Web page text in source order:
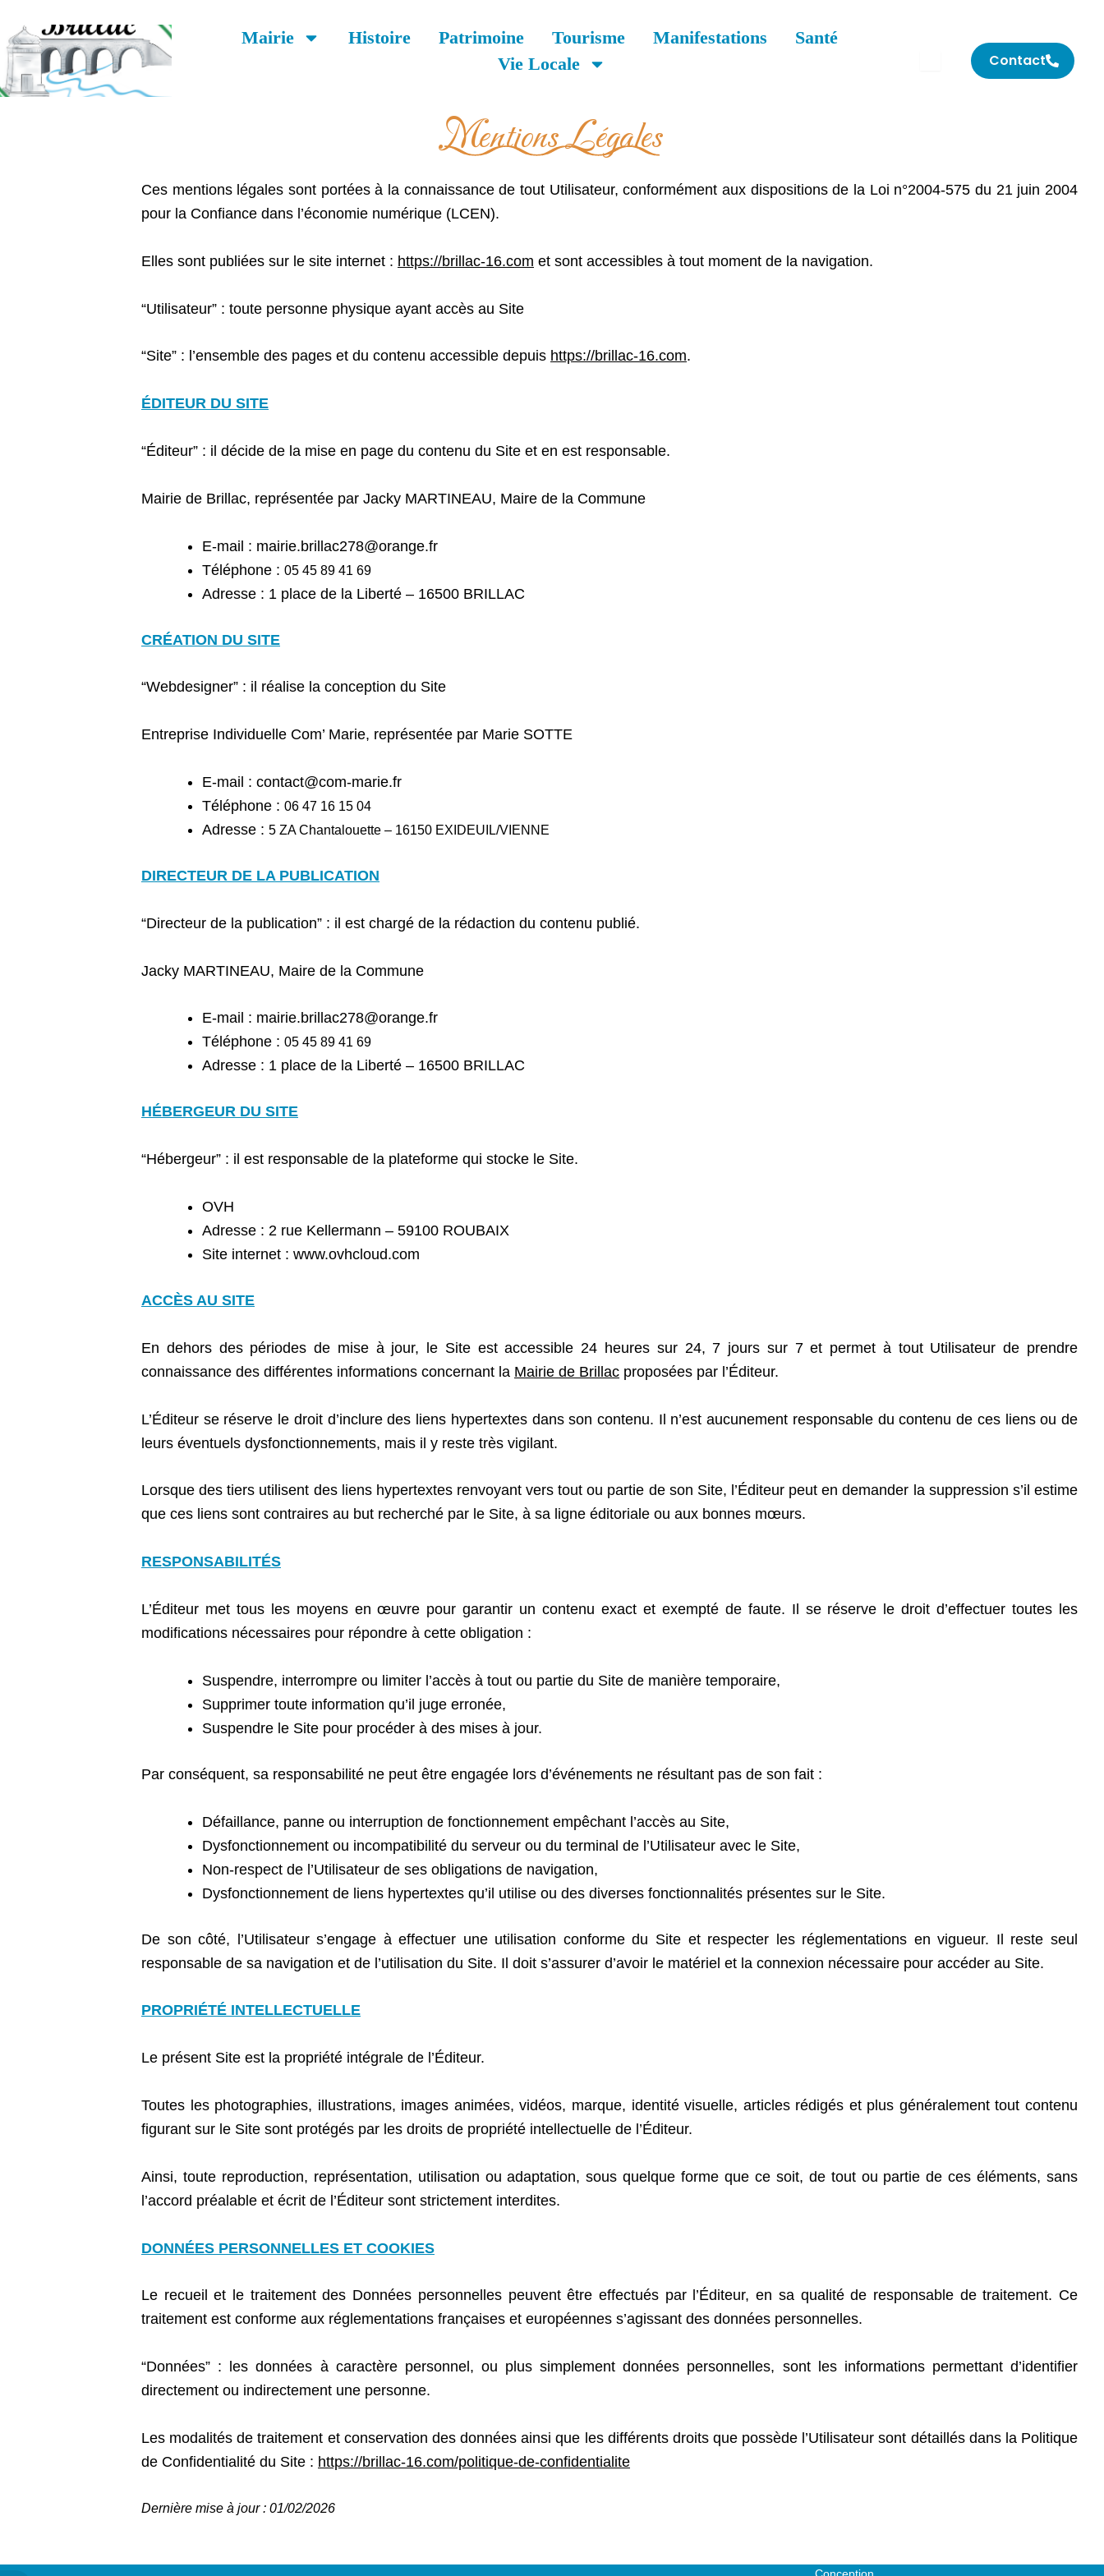
contenu
Mairie Histoire Patrimoine Tourisme Manifestations
Santé
Vie Locale
Rechercher Contact
Mentions Légales
Ces mentions légales sont portées à la connaissance de tout Utilisateur, conformément aux dispositions de la Loi n°2004-575 du 21 juin 2004
pour la Confiance dans l’économie numérique (LCEN).
Elles sont publiées sur le site internet : https://brillac-16.com et sont accessibles à tout moment de la navigation.
“Utilisateur” : toute personne physique ayant accès au Site
“Site” : l’ensemble des pages et du contenu accessible depuis https://brillac-16.com.
ÉDITEUR DU SITE
“Éditeur” : il décide de la mise en page du contenu du Site et en est responsable.
Mairie de Brillac, représentée par Jacky MARTINEAU, Maire de la Commune
E-mail : mairie.brillac278@orange.fr
Téléphone : 05 45 89 41 69
Adresse : 1 place de la Liberté – 16500 BRILLAC
CRÉATION DU SITE
“Webdesigner” : il réalise la conception du Site
Entreprise Individuelle Com’ Marie, représentée par Marie SOTTE
E-mail : contact@com-marie.fr
Téléphone : 06 47 16 15 04
Adresse : 5 ZA Chantalouette – 16150 EXIDEUIL/VIENNE
DIRECTEUR DE LA PUBLICATION
“Directeur de la publication” : il est chargé de la rédaction du contenu publié.
Jacky MARTINEAU, Maire de la Commune
E-mail : mairie.brillac278@orange.fr
Téléphone : 05 45 89 41 69
Adresse : 1 place de la Liberté – 16500 BRILLAC
HÉBERGEUR DU SITE
“Hébergeur” : il est responsable de la plateforme qui stocke le Site.
OVH
Adresse : 2 rue Kellermann – 59100 ROUBAIX
Site internet : www.ovhcloud.com
ACCÈS AU SITE
En dehors des périodes de mise à jour, le Site est accessible 24 heures sur 24, 7 jours sur 7 et permet à tout Utilisateur de prendre
connaissance des différentes informations concernant la Mairie de Brillac proposées par l’Éditeur.
L’Éditeur se réserve le droit d’inclure des liens hypertextes dans son contenu. Il n’est aucunement responsable du contenu de ces liens ou de
leurs éventuels dysfonctionnements, mais il y reste très vigilant.
Lorsque des tiers utilisent des liens hypertextes renvoyant vers tout ou partie de son Site, l’Éditeur peut en demander la suppression s’il estime
que ces liens sont contraires au but recherché par le Site, à sa ligne éditoriale ou aux bonnes mœurs.
RESPONSABILITÉS
L’Éditeur met tous les moyens en œuvre pour garantir un contenu exact et exempté de faute. Il se réserve le droit d’effectuer toutes les
modifications nécessaires pour répondre à cette obligation :
Suspendre, interrompre ou limiter l’accès à tout ou partie du Site de manière temporaire,
Supprimer toute information qu’il juge erronée,
Suspendre le Site pour procéder à des mises à jour.
Par conséquent, sa responsabilité ne peut être engagée lors d’événements ne résultant pas de son fait :
Défaillance, panne ou interruption de fonctionnement empêchant l’accès au Site,
Dysfonctionnement ou incompatibilité du serveur ou du terminal de l’Utilisateur avec le Site,
Non-respect de l’Utilisateur de ses obligations de navigation,
Dysfonctionnement de liens hypertextes qu’il utilise ou des diverses fonctionnalités présentes sur le Site.
De son côté, l’Utilisateur s’engage à effectuer une utilisation conforme du Site et respecter les réglementations en vigueur. Il reste seul
responsable de sa navigation et de l’utilisation du Site. Il doit s’assurer d’avoir le matériel et la connexion nécessaire pour accéder au Site.
PROPRIÉTÉ INTELLECTUELLE
Le présent Site est la propriété intégrale de l’Éditeur.
Toutes les photographies, illustrations, images animées, vidéos, marque, identité visuelle, articles rédigés et plus généralement tout contenu
figurant sur le Site sont protégés par les droits de propriété intellectuelle de l’Éditeur.
Ainsi, toute reproduction, représentation, utilisation ou adaptation, sous quelque forme que ce soit, de tout ou partie de ces éléments, sans
l’accord préalable et écrit de l’Éditeur sont strictement interdites.
DONNÉES PERSONNELLES ET COOKIES
Le recueil et le traitement des Données personnelles peuvent être effectués par l’Éditeur, en sa qualité de responsable de traitement. Ce
traitement est conforme aux réglementations françaises et européennes s’agissant des données personnelles.
“Données” : les données à caractère personnel, ou plus simplement données personnelles, sont les informations permettant d’identifier
directement ou indirectement une personne.
Les modalités de traitement et conservation des données ainsi que les différents droits que possède l’Utilisateur sont détaillés dans la Politique
de Confidentialité du Site : https://brillac-16.com/politique-de-confidentialite
Dernière mise à jour : 01/02/2026